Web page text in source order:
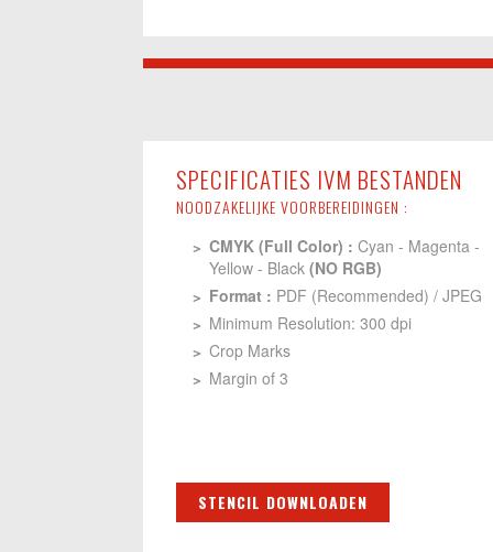
SPECIFICATIES IVM BESTANDEN
NOODZAKELIJKE VOORBEREIDINGEN :
CMYK (Full Color) : Cyan - Magenta -
Yellow - Black (NO RGB)
Format : PDF (Recommended) / JPEG
Minimum Resolution: 300 dpi
Crop Marks
Margin of 3
STENCIL DOWNLOADEN